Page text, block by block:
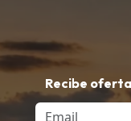
Recibe
Email